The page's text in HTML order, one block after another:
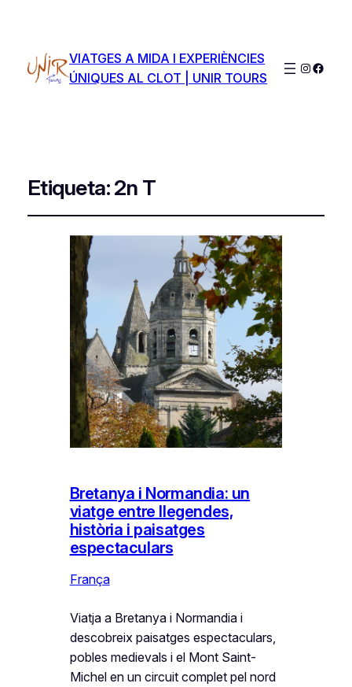
VIATGES A MIDA I EXPERIÈNCIES
ÚNIQUES AL CLOT | UNIR TOURS
Etiqueta:2n T
Bretanya i Normandia: un
viatge entre llegendes,
història i paisatges
espectaculars
França
Viatja a Bretanya i Normandia i
descobreix paisatges espectaculars,
pobles medievals i el Mont Saint-
Michel en un circuit complet pel nord